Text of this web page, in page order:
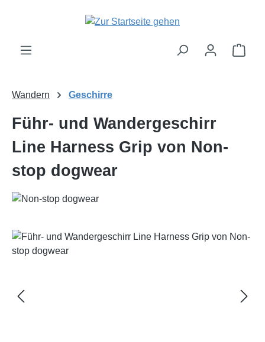
Zum Hauptinhalt springen
Wandern Geschirre
Führ- und Wandergeschirr
Line Harness Grip von Non-
stop dogwear
Bildergalerie überspringen